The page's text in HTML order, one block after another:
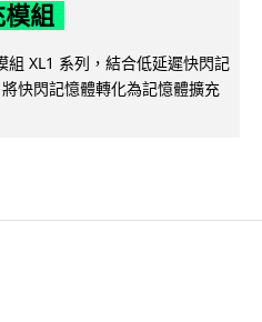
模組
XL1 系列，結合低延遲快閃記
快閃記憶體轉化為記憶體擴充